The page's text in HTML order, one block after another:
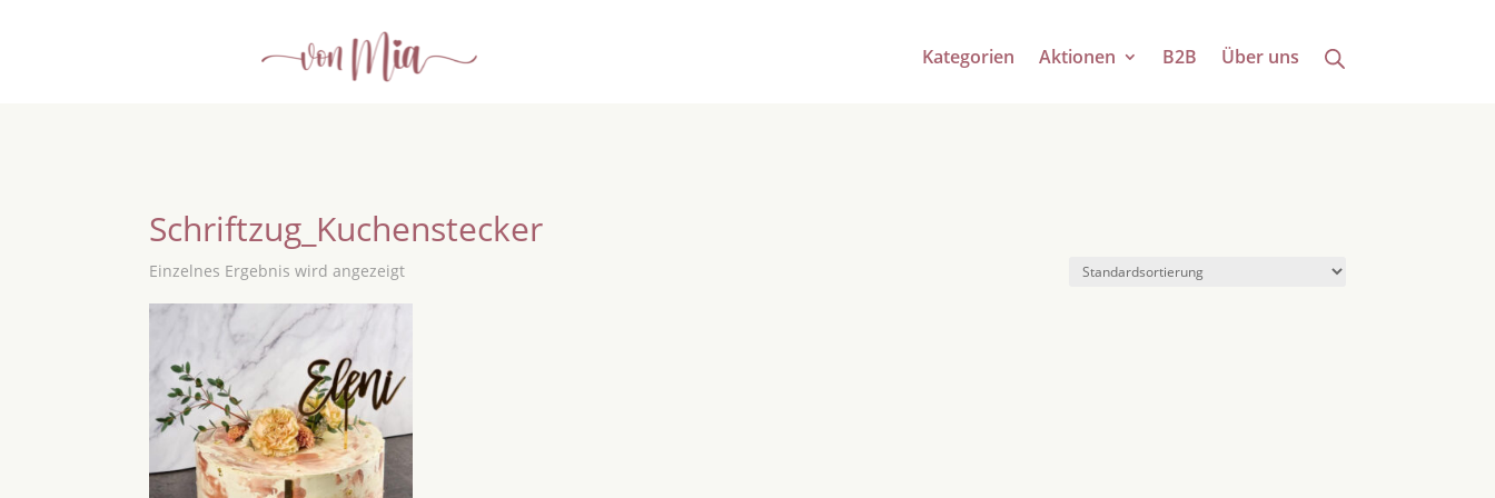
Kategorien Aktionen B2B Über uns
Schriftzug_Kuchenstecker
Einzelnes Ergebnis wird angezeigt